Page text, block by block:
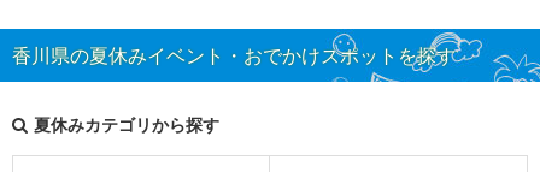
香川県の夏休みイベント・おでかけスポットを探す
夏休みカテゴリから探す